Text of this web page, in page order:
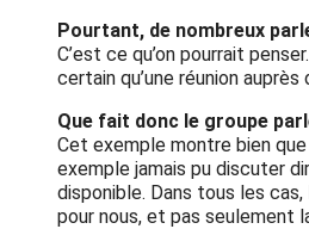
Pourtant, de nombreux
C’est ce qu’on pourrait
certain qu’une réunion
Que fait donc le groupe
Cet exemple montre bien
exemple jamais pu discuter
disponible. Dans tous les
pour nous, et pas seulement